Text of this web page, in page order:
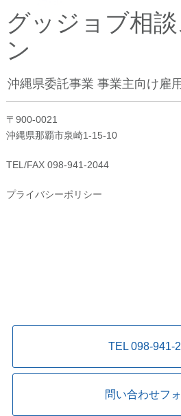
グッジョブ相
ン
沖縄県委託事業 事業主向け雇
〒900-0021
沖縄県那覇市泉崎1-15-10
TEL/FAX 098-941-2044
プライバシーポリシー
TEL 098-941-
問い合わせフ